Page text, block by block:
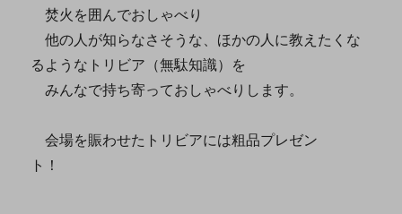
焚火を囲んでおしゃべり
他の人が知らなさそうな、ほかの人に教えたくな
るようなトリビア（無駄知識）を
みんなで持ち寄っておしゃべりします。
会場を賑わせたトリビアには粗品プレゼン
ト！